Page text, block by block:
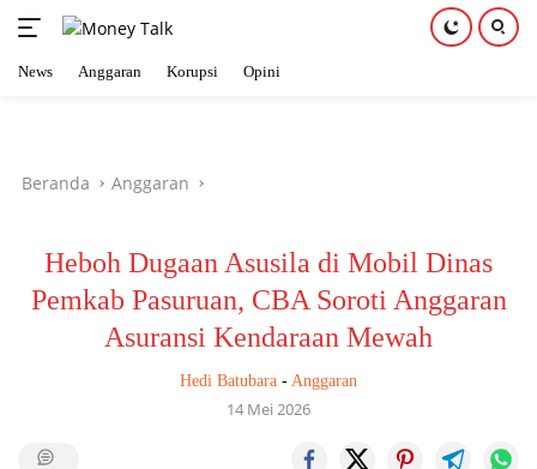
News Anggaran Korupsi Opini
Beranda Anggaran
Heboh Dugaan Asusila di Mobil Dinas
Pemkab Pasuruan, CBA Soroti Anggaran
Asuransi Kendaraan Mewah
Hedi Batubara - Anggaran
14 Mei 2026